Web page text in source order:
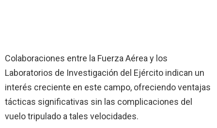
Colaboraciones entre la Fuerza Aérea y los
Laboratorios de Investigación del Ejército indican un
interés creciente en este campo, ofreciendo ventajas
tácticas significativas sin las complicaciones del
vuelo tripulado a tales velocidades.